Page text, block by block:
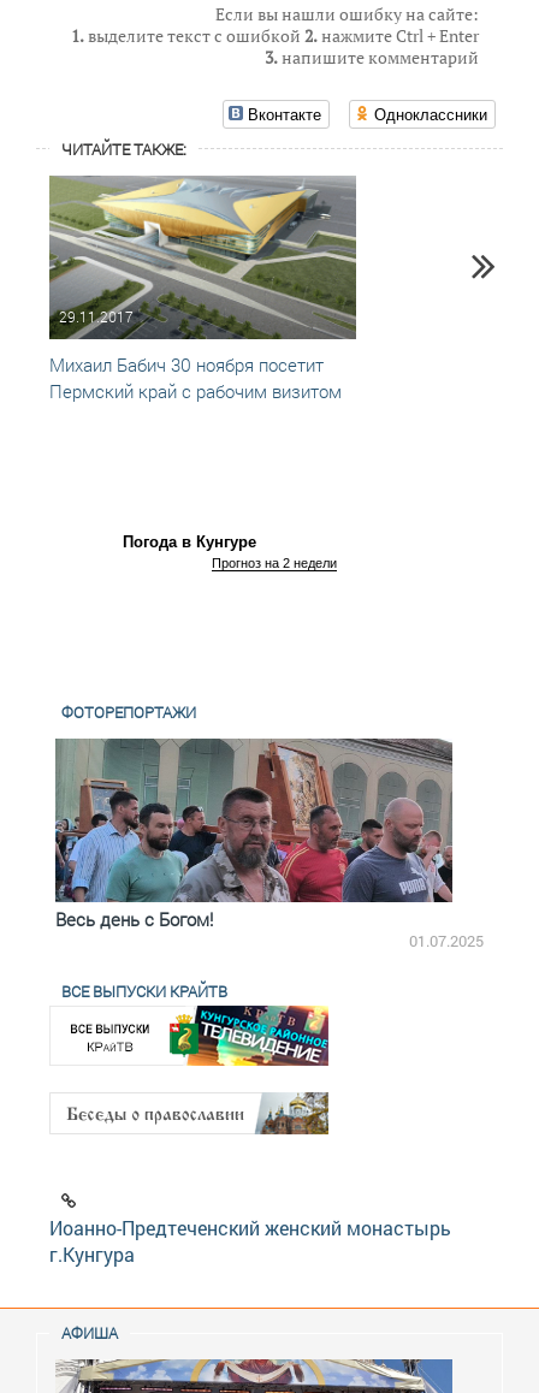
Если вы нашли ошибку на сайте:
1.выделите текст с ошибкой 2.нажмите Ctrl + Enter
3.напишите комментарий
Вконтакте Одноклассники
ЧИТАЙТЕ ТАКЖЕ:
29.11.2017
Михаил Бабич 30 ноября посетит
Пермский край с рабочим визитом
Погода в Кунгуре
Прогноз на 2 недели
ФОТОРЕПОРТАЖИ
Весь день с Богом!
01.07.2025
ВСЕ ВЫПУСКИ КРАЙТВ
Иоанно-Предтеченский женский монастырь
г.Кунгура
АФИША